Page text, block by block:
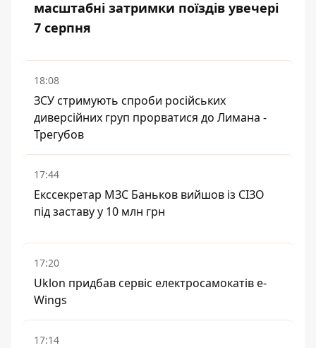
масштабні затримки поїздів увечері
7 серпня
18:08
ЗСУ стримують спроби російських
диверсійних груп прорватися до Лимана -
Трегубов
17:44
Екссекретар МЗС Баньков вийшов із СІЗО
під заставу у 10 млн грн
17:20
Uklon придбав сервіс електросамокатів e-
Wings
17:14